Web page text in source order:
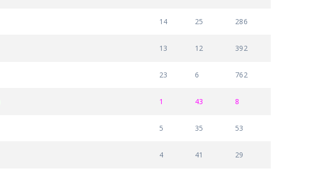
14 25 286
13 12 392
23 6 762
1 43 8
5 35 53
4 41 29